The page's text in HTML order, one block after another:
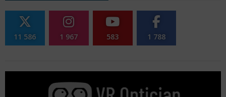
11 586 1 967 583 1 788